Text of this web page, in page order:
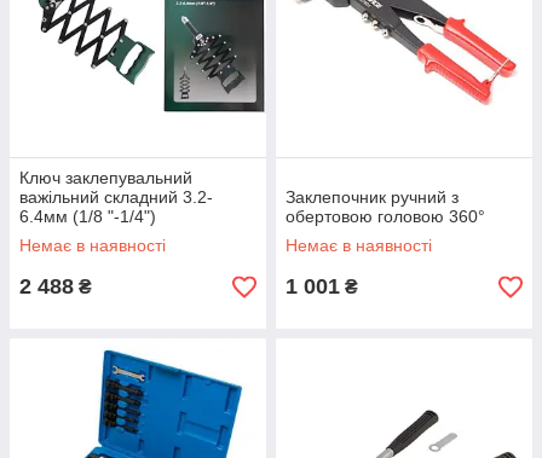
Ключ заклепувальний
важільний складний 3.2-
6.4мм (1/8 "-1/4")
Немає в наявності
2 488 ₴
Заклепочник ручний з
обертовою головою 360°
Немає в наявності
1 001 ₴